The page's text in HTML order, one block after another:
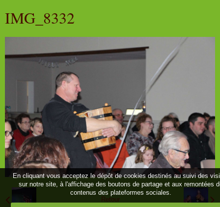
IMG_8332
Retour
En cliquant vous acceptez le dépôt de cookies destinés au suivi des
sur notre site, à l'affichage des boutons de partage et aux remontées
contenus des plateformes sociales.